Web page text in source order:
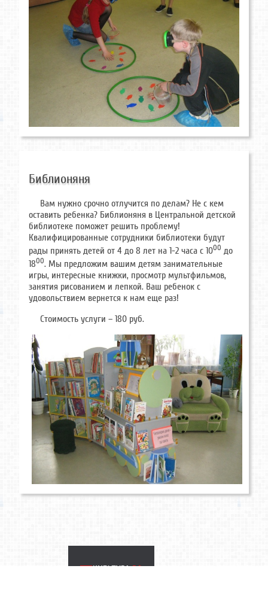
Библионяня
Вам нужно срочно отлучится по делам? Не с кем
оставить ребенка? Библионяня в Центральной детской
библиотеке поможет решить проблему!
Квалифицированные сотрудники библиотеки будут
рады принять детей от 4 до 8 лет на 1-2 часа с 1000 до
1800. Мы предложим вашим детям занимательные
игры, интересные книжки, просмотр мультфильмов,
занятия рисованием и лепкой. Ваш ребенок с
удовольствием вернется к нам еще раз!
Стоимость услуги – 180 руб.